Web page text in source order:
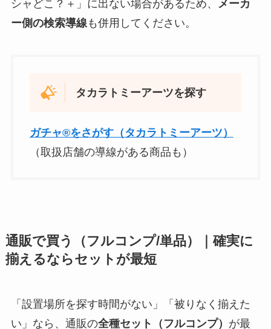
シャどこ？＋」に出ない場合があるため、 メーカ
ー側の検索導線も併用してください。
タカラトミーアーツを探す
ガチャ®をさがす（タカラトミーアーツ）
（取扱店舗の導線がある商品も）
通販で買う（フルコンプ/単品）｜確実に
揃えるならセットが最短
「設置場所を探す時間がない」「被りなく揃えた
い」なら、通販の全種セット（フルコンプ） が最